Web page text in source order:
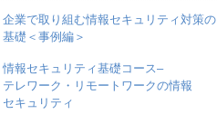
企業で取り組む情報セキュリティ対策の
基礎＜事例編＞
情報セキュリティ基礎コース–
テレワーク・リモートワークの情報
セキュリティ